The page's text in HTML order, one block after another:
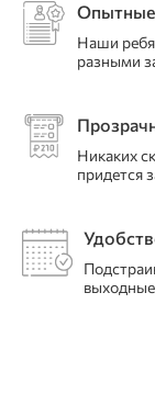
Опытные
Наши
разными
Никаких
придется